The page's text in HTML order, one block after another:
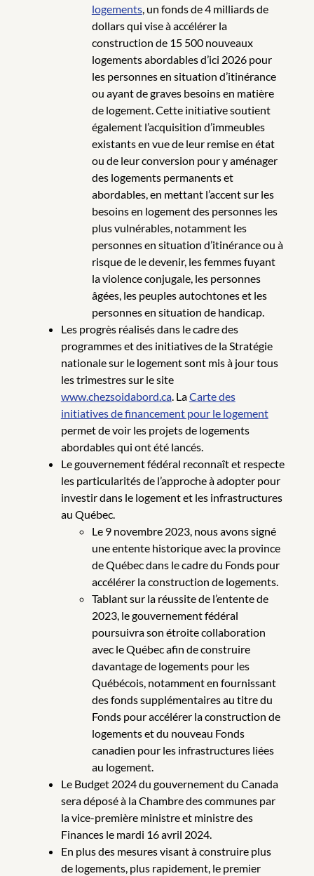
logements, un fonds de 4 milliards de
dollars qui vise à accélérer la
construction de 15 500 nouveaux
logements abordables d’ici 2026 pour
les personnes en situation d’itinérance
ou ayant de graves besoins en matière
de logement. Cette initiative soutient
également l’acquisition d’immeubles
existants en vue de leur remise en état
ou de leur conversion pour y aménager
des logements permanents et
abordables, en mettant l’accent sur les
besoins en logement des personnes les
plus vulnérables, notamment les
personnes en situation d’itinérance ou à
risque de le devenir, les femmes fuyant
la violence conjugale, les personnes
âgées, les peuples autochtones et les
personnes en situation de handicap.
Les progrès réalisés dans le cadre des
programmes et des initiatives de la Stratégie
nationale sur le logement sont mis à jour tous
les trimestres sur le site
www.chezsoidabord.ca. LaCarte des
initiatives de financement pour le logement
permet de voir les projets de logements
abordables qui ont été lancés.
Le gouvernement fédéral reconnaît et respecte
les particularités de l’approche à adopter pour
investir dans le logement et les infrastructures
au Québec.
Le 9 novembre 2023, nous avons signé
une entente historique avec la province
de Québec dans le cadre du Fonds pour
accélérer la construction de logements.
Tablant sur la réussite de l’entente de
2023, le gouvernement fédéral
poursuivra son étroite collaboration
avec le Québec afin de construire
davantage de logements pour les
Québécois, notamment en fournissant
des fonds supplémentaires au titre du
Fonds pour accélérer la construction de
logements et du nouveau Fonds
canadien pour les infrastructures liées
au logement.
Le Budget 2024 du gouvernement du Canada
sera déposé à la Chambre des communes par
la vice-première ministre et ministre des
Finances le mardi 16 avril 2024.
En plus des mesures visant à construire plus
de logements, plus rapidement, le premier